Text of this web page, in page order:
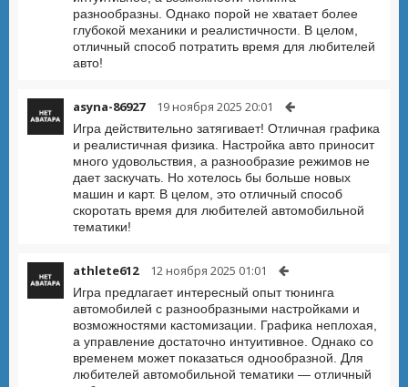
разнообразны. Однако порой не хватает более
глубокой механики и реалистичности. В целом,
отличный способ потратить время для любителей
авто!
asyna-86927 19 ноября 2025 20:01
Игра действительно затягивает! Отличная графика
и реалистичная физика. Настройка авто приносит
много удовольствия, а разнообразие режимов не
дает заскучать. Но хотелось бы больше новых
машин и карт. В целом, это отличный способ
скоротать время для любителей автомобильной
тематики!
athlete612 12 ноября 2025 01:01
Игра предлагает интересный опыт тюнинга
автомобилей с разнообразными настройками и
возможностями кастомизации. Графика неплохая,
а управление достаточно интуитивное. Однако со
временем может показаться однообразной. Для
любителей автомобильной тематики — отличный